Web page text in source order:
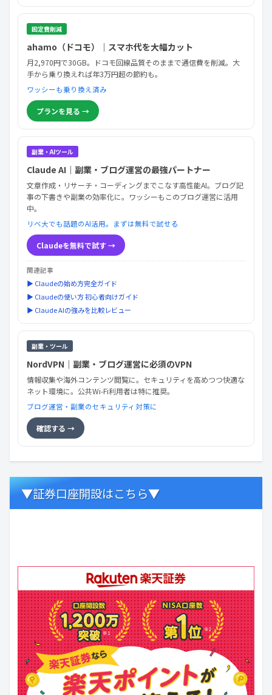
固定費削減
ahamo（ドコモ）｜スマホ代を大幅カット
月2,970円で30GB。ドコモ回線品質そのままで通信費を削減。大
手から乗り換えれば年3万円超の節約も。
ワッシーも乗り換え済み
プランを見る →
副業・AIツール
Claude AI｜副業・ブログ運営の最強パートナー
文章作成・リサーチ・コーディングまでこなす高性能AI。ブログ記
事の下書きや副業の効率化に。ワッシーもこのブログ運営に活用
中。
リベ大でも話題のAI活用。まずは無料で試せる
Claudeを無料で試す →
関連記事
▶ Claudeの始め方完全ガイド
▶ Claudeの使い方 初心者向けガイド
▶ Claude AIの強みを比較レビュー
副業・ツール
NordVPN｜副業・ブログ運営に必須のVPN
情報収集や海外コンテンツ閲覧に。セキュリティを高めつつ快適な
ネット環境に。公共Wi-Fi利用者は特に推奨。
ブログ運営・副業のセキュリティ対策に
確認する →
▼証券口座開設はこちら▼